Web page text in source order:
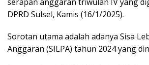
serapan anggaran triwulan IV yang
DPRD Sulsel, Kamis (16/1/2025).
Sorotan utama adalah adanya Sisa
Anggaran (SILPA) tahun 2024 yang